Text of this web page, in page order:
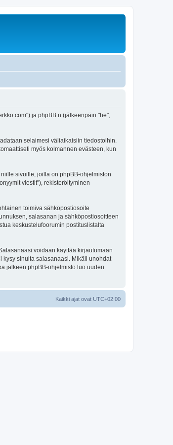
ja phpBB:n (jälkeenpäin "he",
selaimesi väliaikaisiin tiedostoihin.
myös kolmannen evästeen, kun
sivuille, joilla on phpBB-ohjelmiston
viestit"), rekisteröityminen
toimiva sähköpostiosoite
salasanan ja sähköpostiosoitteen
keskustelufoorumin postituslistalta
voidaan käyttää kirjautumaan
kysy sinulta salasanaasi. Mikäli unohdat
jälkeen phpBB-ohjelmisto luo uuden
Kaikki ajat ovat UTC+02:00